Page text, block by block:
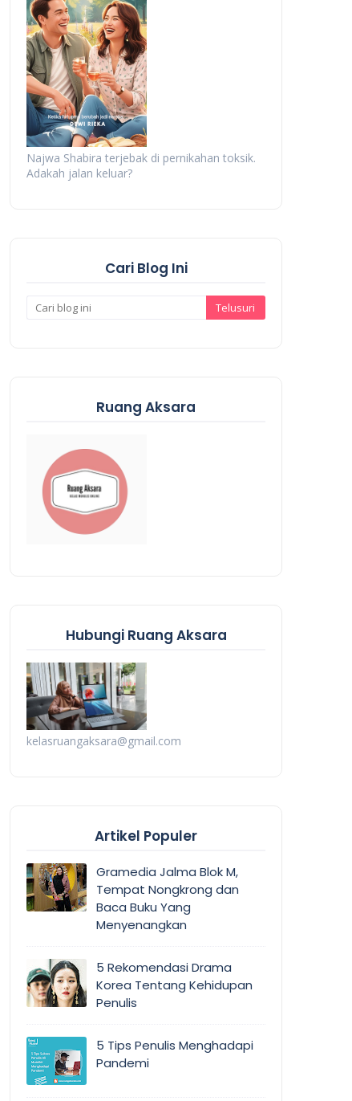
Najwa Shabira terjebak di pernikahan toksik.
Adakah jalan keluar?
Cari Blog Ini
Ruang Aksara
Hubungi Ruang Aksara
kelasruangaksara@gmail.com
Artikel Populer
Gramedia Jalma Blok M,
Tempat Nongkrong dan
Baca Buku Yang
Menyenangkan
5 Rekomendasi Drama
Korea Tentang Kehidupan
Penulis
5 Tips Penulis Menghadapi
Pandemi